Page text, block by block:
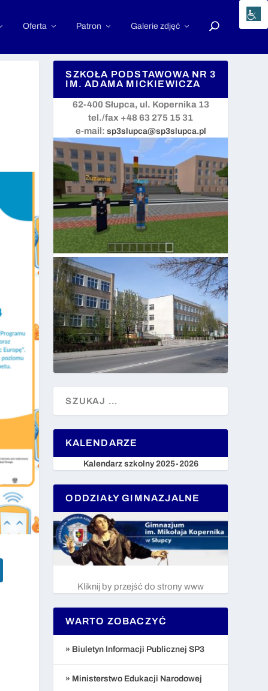
Oferta Patron Galerie zdjęć
SZKOŁA PODSTAWOWA NR 3
IM. ADAMA MICKIEWICZA
62-400 Słupca, ul. Kopernika 13
tel./fax +48 63 275 15 31
e-mail: sp3slupca@sp3slupca.pl
KALENDARZE
Kalendarz szkolny 2025-2026
ODDZIAŁY GIMNAZJALNE
Kliknij by przejść do strony www
WARTO ZOBACZYĆ
» Biuletyn Informacji Publicznej SP3
» Ministerstwo Edukacji Narodowej